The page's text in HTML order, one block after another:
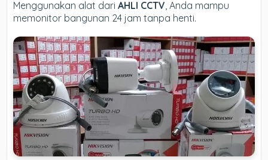
Menggunakan alat dariAHLI CCTV, Anda mampu
memonitor bangunan 24 jam tanpa henti.